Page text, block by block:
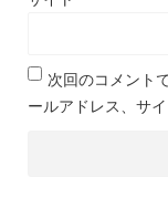
次回のコメント
ールアドレス、サイ